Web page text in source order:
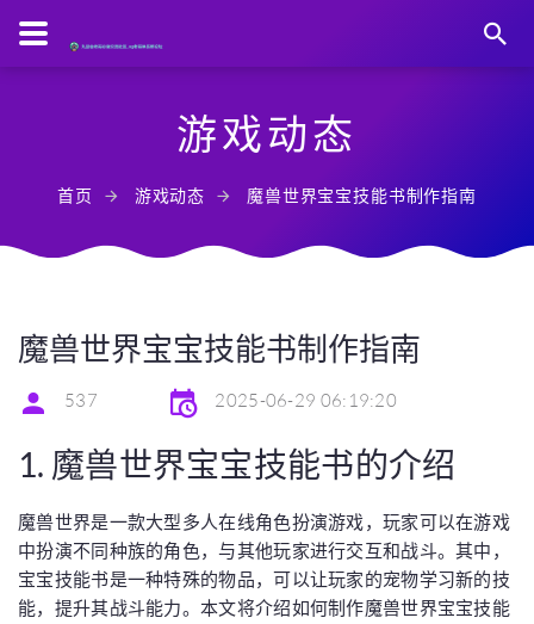
游戏动态
首页 游戏动态 魔兽世界宝宝技能书制作指南
魔兽世界宝宝技能书制作指南
537 2025-06-29 06:19:20
1. 魔兽世界宝宝技能书的介绍
魔兽世界是一款大型多人在线角色扮演游戏，玩家可以在游戏
中扮演不同种族的角色，与其他玩家进行交互和战斗。其中，
宝宝技能书是一种特殊的物品，可以让玩家的宠物学习新的技
能，提升其战斗能力。本文将介绍如何制作魔兽世界宝宝技能